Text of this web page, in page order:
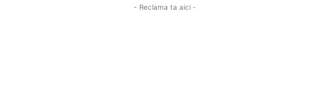
- Reclama ta aici -